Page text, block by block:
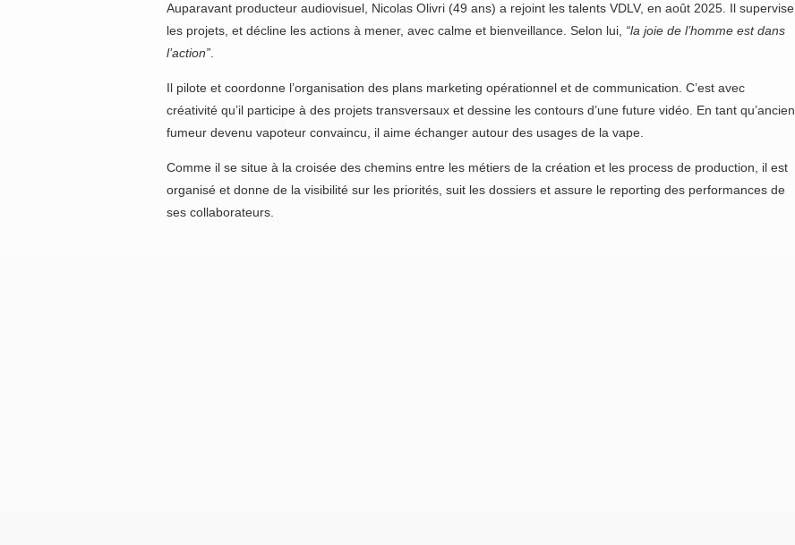
Auparavant producteur audiovisuel, Nicolas Olivri (49 ans) a rejoint les talents VDLV, en août 2025. Il supervise
les projets, et décline les actions à mener, avec calme et bienveillance. Selon lui, “la joie de l’homme est dans
l’action”.
Il pilote et coordonne l’organisation des plans marketing opérationnel et de communication. C’est avec
créativité qu’il participe à des projets transversaux et dessine les contours d’une future vidéo. En tant qu’ancien
fumeur devenu vapoteur convaincu, il aime échanger autour des usages de la vape.
Comme il se situe à la croisée des chemins entre les métiers de la création et les process de production, il est
organisé et donne de la visibilité sur les priorités, suit les dossiers et assure le reporting des performances de
ses collaborateurs.